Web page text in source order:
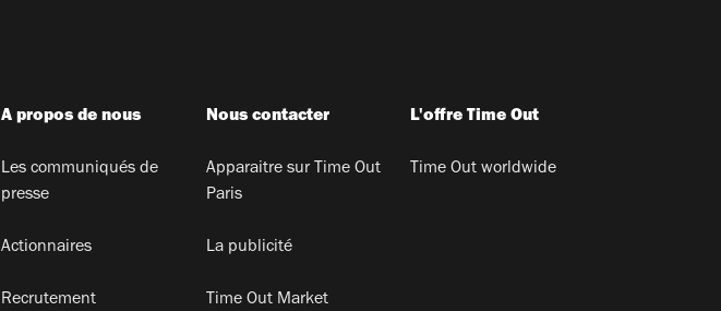
A propos de nous
Les communiqués de
presse
Actionnaires
Recrutement
Nous contacter
Apparaitre sur Time Out
Paris
La publicité
Time Out Market
L'offre Time Out
Time Out worldwide